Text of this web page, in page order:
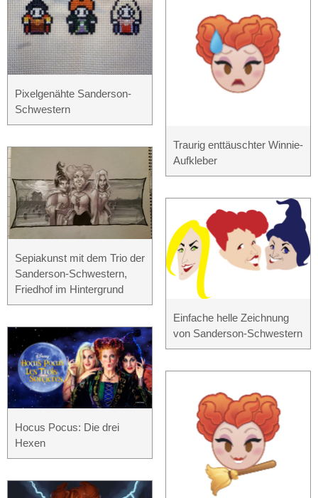
Pixelgenähte Sanderson-
Schwestern
Sepiakunst mit dem Trio der
Sanderson-Schwestern,
Friedhof im Hintergrund
Hocus Pocus: Die drei
Hexen
Traurig enttäuschter Winnie-
Aufkleber
Einfache helle Zeichnung
von Sanderson-Schwestern